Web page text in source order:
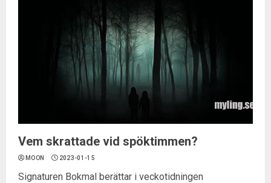
Vem skrattade vid spöktimmen?
MOON 2023-01-15
Signaturen Bokmal berättar i veckotidningen